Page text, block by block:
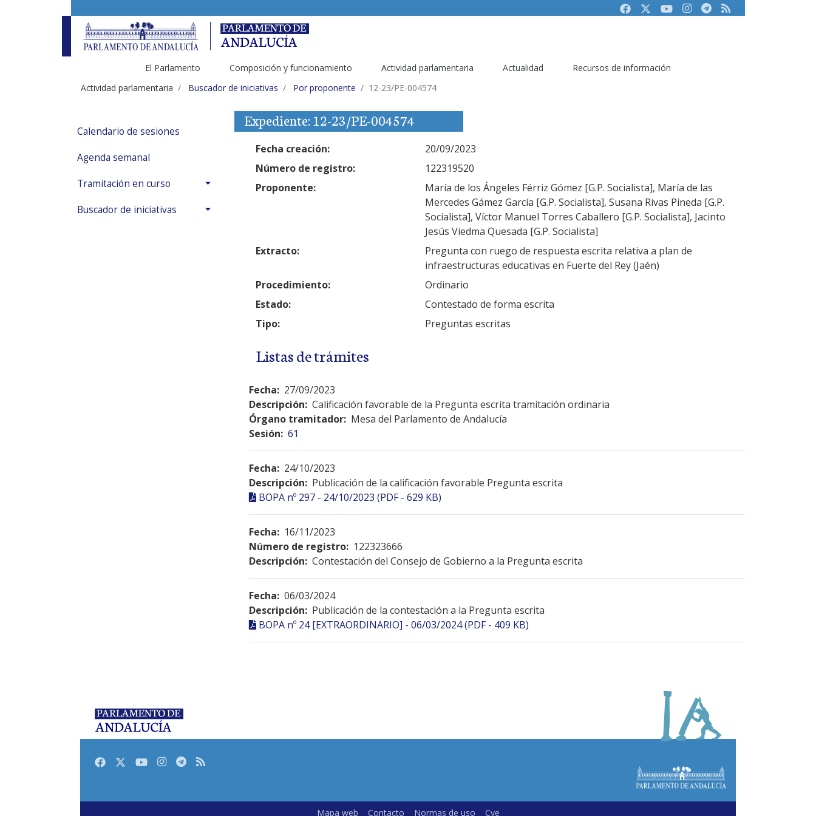
FacebookTwitterYoutubeInstagram
Telegram
RSS
El Parlamento Composición y funcionamiento Actividad parlamentaria Actualidad
Recursos de información
Actividad parlamentaria
Buscador de iniciativas Por proponente 12-23/PE-004574
Calendario de sesiones
Agenda semanal
Tramitación en curso
Buscador de iniciativas
Expediente: 12-23/PE-004574
Fecha creación:
20/09/2023
Número de registro:
122319520
Proponente:
María de los Ángeles Férriz Gómez [G.P. Socialista], María de las
Mercedes Gámez García [G.P. Socialista], Susana Rivas Pineda [G.P.
Socialista], Víctor Manuel Torres Caballero [G.P. Socialista], Jacinto
Jesús Viedma Quesada [G.P. Socialista]
Extracto:
Pregunta con ruego de respuesta escrita relativa a plan de
infraestructuras educativas en Fuerte del Rey (Jaén)
Procedimiento:
Ordinario
Estado:
Contestado de forma escrita
Tipo:
Preguntas escritas
Listas de trámites
Fecha: 27/09/2023
Descripción: Calificación favorable de la Pregunta escrita tramitación ordinaria
Órgano tramitador: Mesa del Parlamento de Andalucía
Sesión: 61
Fecha: 24/10/2023
Descripción: Publicación de la calificación favorable Pregunta escrita
BOPA nº 297 - 24/10/2023 (PDF - 629 KB)
Fecha: 16/11/2023
Número de registro: 122323666
Descripción: Contestación del Consejo de Gobierno a la Pregunta escrita
Fecha: 06/03/2024
Descripción: Publicación de la contestación a la Pregunta escrita
BOPA nº 24 [EXTRAORDINARIO] - 06/03/2024 (PDF - 409 KB)
FacebookTwitterYoutubeInstagram
Telegram
RSS
Mapa web Contacto Normas de uso Cve